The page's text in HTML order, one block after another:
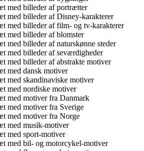
med billeder af portrætter
med billeder af Disney-karakterer
med billeder af film- og tv-karakterer
med billeder af blomster
med billeder af naturskønne steder
med billeder af seværdigheder
med billeder af abstrakte motiver
med dansk motiver
med skandinaviske motiver
med nordiske motiver
med motiver fra Danmark
med motiver fra Sverige
med motiver fra Norge
med musik-motiver
med sport-motiver
med bil- og motorcykel-motiver